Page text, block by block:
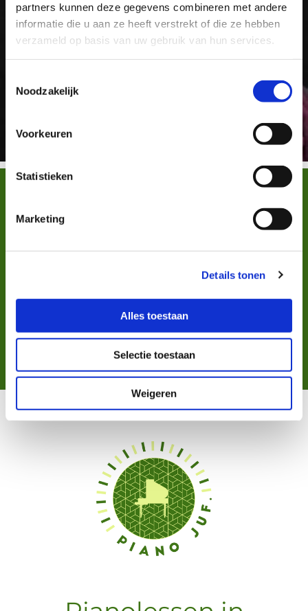
partners kunnen deze gegevens combineren met andere
informatie die u aan ze heeft verstrekt of die ze hebben
verzameld op basis van uw gebruik van hun services.
Noodzakelijk
Voorkeuren
Statistieken
Marketing
Details tonen
Alles toestaan
Selectie toestaan
Weigeren
De lessen zijn bij mij thuis. Weliswaar
maar we hebben wel alle rust en ruimte
voor de les. En ik kan meteen lesmateriaal
uit mijn eigen bibliotheek voor je
uitzoeken en meegeven.